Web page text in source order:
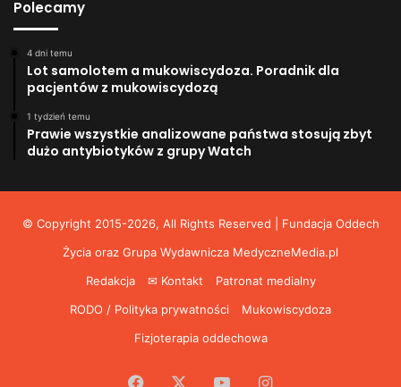
Polecamy
4 dni temu
Lot samolotem a mukowiscydoza. Poradnik dla
pacjentów z mukowiscydozą
1 tydzień temu
Prawie wszystkie analizowane państwa stosują zbyt
dużo antybiotyków z grupy Watch
© Copyright 2015-2026, All Rights Reserved | Fundacja Oddech
Życia oraz Grupa Wydawnicza MedyczneMedia.pl
Redakcja
✉ Kontakt
Patronat medialny
RODO / Polityka prywatności
Mukowiscydoza
Fizjoterapia oddechowa
Facebook YouTubeInstagram